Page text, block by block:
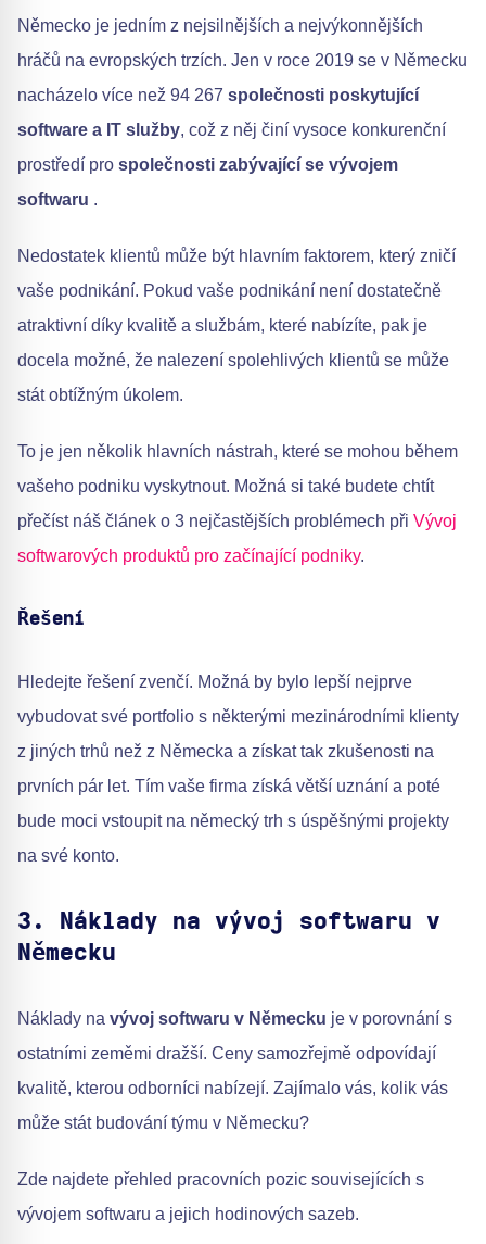
Německo je jedním z nejsilnějších a nejvýkonnějších
hráčů na evropských trzích. Jen v roce 2019 se v Německu
nacházelo více než 94 267 společnosti poskytující
software a IT služby, což z něj činí vysoce konkurenční
prostředí pro společnosti zabývající se vývojem
softwaru .
Nedostatek klientů může být hlavním faktorem, který zničí
vaše podnikání. Pokud vaše podnikání není dostatečně
atraktivní díky kvalitě a službám, které nabízíte, pak je
docela možné, že nalezení spolehlivých klientů se může
stát obtížným úkolem.
To je jen několik hlavních nástrah, které se mohou během
vašeho podniku vyskytnout. Možná si také budete chtít
přečíst náš článek o 3 nejčastějších problémech při Vývoj
softwarových produktů pro začínající podniky.
Řešení
Hledejte řešení zvenčí. Možná by bylo lepší nejprve
vybudovat své portfolio s některými mezinárodními klienty
z jiných trhů než z Německa a získat tak zkušenosti na
prvních pár let. Tím vaše firma získá větší uznání a poté
bude moci vstoupit na německý trh s úspěšnými projekty
na své konto.
3. Náklady na vývoj softwaru v
Německu
Náklady na vývoj softwaru v Německu je v porovnání s
ostatními zeměmi dražší. Ceny samozřejmě odpovídají
kvalitě, kterou odborníci nabízejí. Zajímalo vás, kolik vás
může stát budování týmu v Německu?
Zde najdete přehled pracovních pozic souvisejících s
vývojem softwaru a jejich hodinových sazeb.